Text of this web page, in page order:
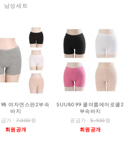
남성세트
여자면스판2부속
바지
급가 :7,000원
회원공개
SUU8099 쿨여름에어로쿨2
부속바지
공급가 :8,400원
회원공개